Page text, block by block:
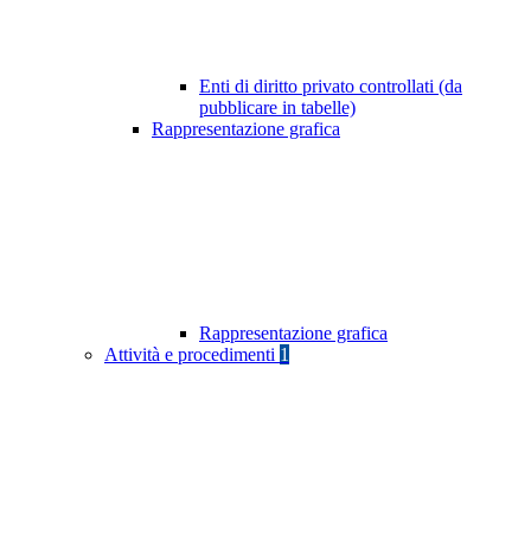
Enti di diritto privato controllati (da
pubblicare in tabelle)
Rappresentazione grafica
Rappresentazione grafica
Attività e procedimenti 1